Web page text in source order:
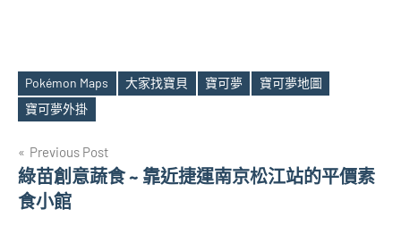
Tags
Pokémon Maps 大家找寶貝 寶可夢
寶可夢地圖
寶可夢外掛
文
章
Previous Post
綠苗創意蔬食 ~ 靠近捷運南京松江站的平價素
食小館